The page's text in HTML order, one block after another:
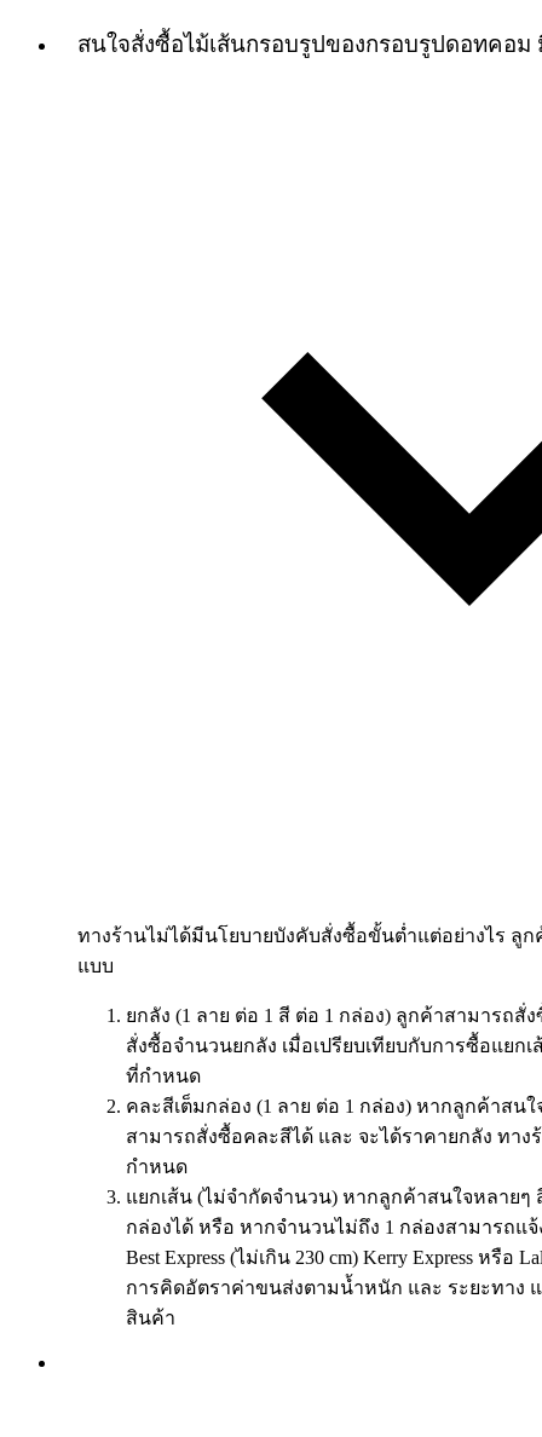
สนใจสั่งซื้อไม้เส้นกรอบรูปของกรอบรูปดอทคอ
ทางร้านไม่ได้มีนโยบายบังคับสั่งซื้อขั้นต่ำแต่อย่างไร ลู
แบบ
ยกลัง (1 ลาย ต่อ 1 สี ต่อ 1 กล่อง) ลูกค้าสามารถสั่
สั่งซื้อจำนวนยกลัง เมื่อเปรียบเทียบกับการซื้อแยก
ที่กำหนด
คละสีเต็มกล่อง (1 ลาย ต่อ 1 กล่อง) หากลูกค้าสน
สามารถสั่งซื้อคละสีได้ และ จะได้ราคายกลัง ทา
กำหนด
แยกเส้น (ไม่จำกัดจำนวน) หากลูกค้าสนใจหลายๆ
กล่องได้ หรือ หากจำนวนไม่ถึง 1 กล่องสามารถแ
Best Express (ไม่เกิน 230 cm) Kerry Express หรื
การคิดอัตราค่าขนส่งตามน้ำหนัก และ ระยะทาง
สินค้า